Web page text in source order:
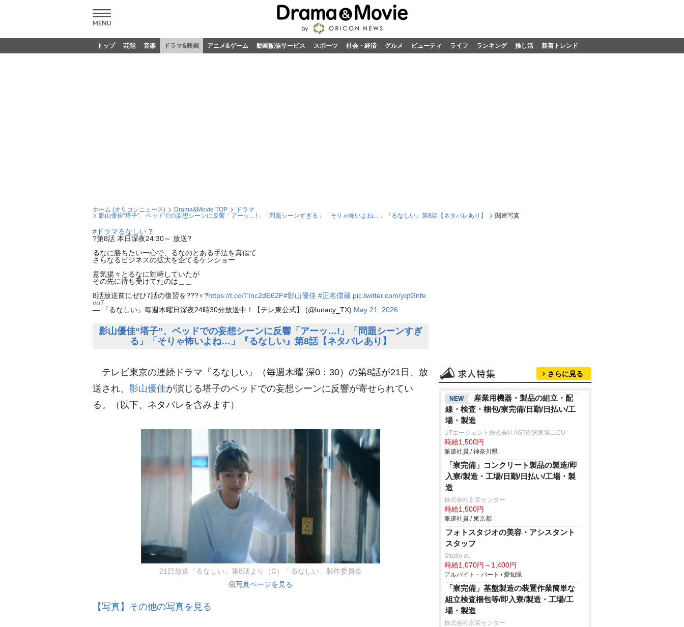
トップ 芸能 音楽 ドラマ&映画 アニメ&ゲーム 動画配信サービス スポーツ 社会・経済 グルメ ビューティ ライフ ランキング 推し活 新着トレンド
ホーム (オリコンニュース) Drama&Movie TOP
ドラマ
影山優佳“塔子”、ベッドでの妄想シーンに反響「アーッ…!」「問題シーンすぎる」「そりゃ怖いよね…」『るなしい』第8話【ネタバレあり】
関連写真
#ドラマるなしい ?
?第8話 本日深夜24:30～ 放送?
るなに勝ちたい一心で、るなのとある手法を真似て
さらなるビジネスの拡大を企てるケンショー
意気揚々とるなに対峙していたが
その先に待ち受けてたのは＿＿
8話放送前にぜひ7話の復習を???♀?https://t.co/TInc2dE62F#影山優佳 #正名僕蔵 pic.twitter.com/yqtGnfe
vo7
— 『るなしい』毎週木曜日深夜24時30分放送中！【テレ東公式】 (@lunacy_TX) May 21, 2026
影山優佳“塔子”、ベッドでの妄想シーンに反響「アーッ…!」「問題シーンすぎ
る」「そりゃ怖いよね…」『るなしい』第8話【ネタバレあり】
テレビ東京の連続ドラマ『るなしい』（毎週木曜 深0：30）の第8話が21日、放
送され、 影山優佳が演じる塔子のベッドでの妄想シーンに反響が寄せられてい
る。（以下、ネタバレを含みます）
21日放送『るなしい』第8話より（C）「るなしい」製作委員会
写真ページを見る
【写真】その他の写真を見る
さらに見る
NEW
産業用機器・製品の組立・配
線・検査・梱包/寮完備/日勤/日払い/工
場・製造
UTエージェント株式会社AGT南関東第二CU
時給1,500円
派遣社員 / 神奈川県
「寮完備」コンクリート製品の製造/即
入寮/製造・工場/日勤/日払い/工場・製
造
株式会社京栄センター
時給1,500円
派遣社員 / 東京都
フォトスタジオの美容・アシスタント
スタッフ
Studio et.
時給1,070円～1,400円
アルバイト・パート / 愛知県
「寮完備」基盤製造の装置作業簡単な
組立検査梱包等/即入寮/製造・工場/工
場・製造
株式会社京栄センター